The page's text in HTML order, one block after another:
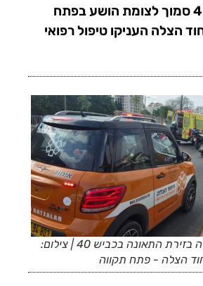
דרכים בכביש 40 סמוך לצומת הושע בפתח
הצלה העניקו טיפול רפואי
צוותי איחוד הצלה בזירת התאונה בכביש 40 | צילום:
הצלה - פתח תקווה